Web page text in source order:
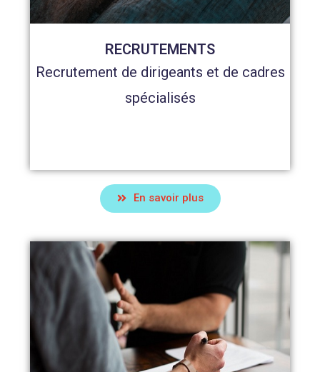
RECRUTEMENTS
Recrutement de dirigeants et de cadres
spécialisés
En savoir plus